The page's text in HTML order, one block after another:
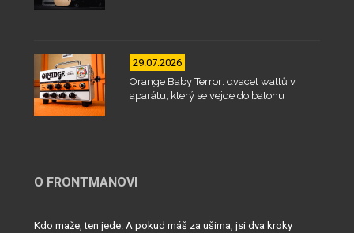
29.07.2026
Orange Baby Terror: dvacet wattů v
aparátu, který se vejde do batohu
O FRONTMANOVI
Kdo maže, ten jede. A pokud máš za ušima, jsi dva kroky